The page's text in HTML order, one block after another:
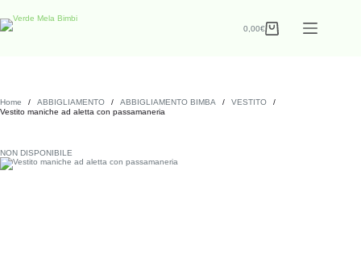
0,00€
Home / ABBIGLIAMENTO / ABBIGLIAMENTO BIMBA / VESTITO
/
Vestito maniche ad aletta con passamaneria
NON DISPONIBILE